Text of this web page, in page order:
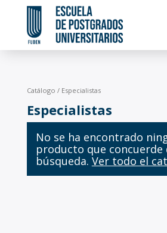
Catálogo / Especialistas
Especialistas
No se ha encontrado
producto que concuerde
búsqueda. Ver todo el